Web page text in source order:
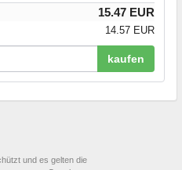
15.47 EUR
14.57 EUR
kaufen
und es gelten die